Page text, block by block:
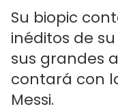
Su biopic
inéditos de
sus grandes
contará con
Messi.